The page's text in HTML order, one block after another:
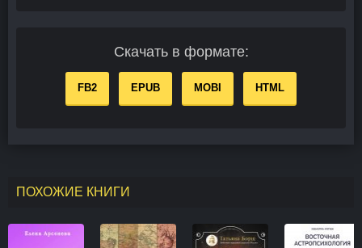
Скачать в формате:
FB2 EPUB MOBI HTML
ПОХОЖИЕ КНИГИ